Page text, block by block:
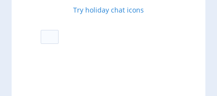
Try holiday chat icons